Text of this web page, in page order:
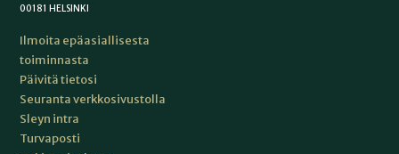
00181 HELSINKI
Ilmoita epäasiallisesta
toiminnasta
Päivitä tietosi
Seuranta verkkosivustolla
Sleyn intra
Turvaposti